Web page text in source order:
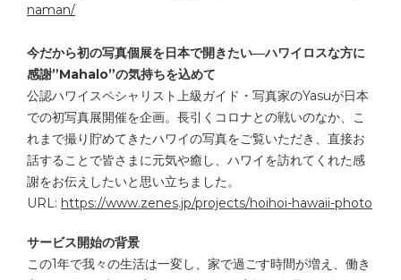
naman/
今だから初の写真個展を日本で開きたい―ハワイロスな方に
感謝”Mahalo”の気持ちを込めて
公認ハワイスペシャリスト上級ガイド・写真家のYasuが日本
での初写真展開催を企画。長引くコロナとの戦いのなか、こ
れまで撮り貯めてきたハワイの写真をご覧いただき、直接お
話することで皆さまに元気や癒し、ハワイを訪れてくれた感
謝をお伝えしたいと思い立ちました。
URL: https://www.zenes.jp/projects/hoihoi-hawaii-photo
サービス開始の背景
この1年で我々の生活は一変し、家で過ごす時間が増え、働き